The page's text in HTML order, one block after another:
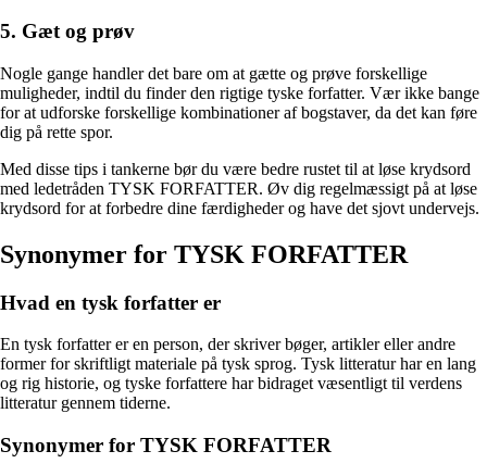
5. Gæt og prøv
Nogle gange handler det bare om at gætte og prøve forskellige
muligheder, indtil du finder den rigtige tyske forfatter. Vær ikke bange
for at udforske forskellige kombinationer af bogstaver, da det kan føre
dig på rette spor.
Med disse tips i tankerne bør du være bedre rustet til at løse krydsord
med ledetråden TYSK FORFATTER. Øv dig regelmæssigt på at løse
krydsord for at forbedre dine færdigheder og have det sjovt undervejs.
Synonymer for TYSK FORFATTER
Hvad en tysk forfatter er
En tysk forfatter er en person, der skriver bøger, artikler eller andre
former for skriftligt materiale på tysk sprog. Tysk litteratur har en lang
og rig historie, og tyske forfattere har bidraget væsentligt til verdens
litteratur gennem tiderne.
Synonymer for TYSK FORFATTER